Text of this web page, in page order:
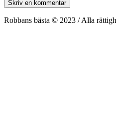
Robbans bästa © 2023 / Alla